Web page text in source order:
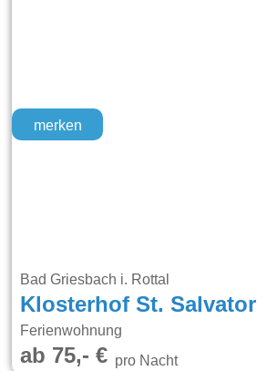
merken
Bad Griesbach i. Rottal
Klosterhof St. Salvator
Ferienwohnung
ab 75,- €pro Nacht